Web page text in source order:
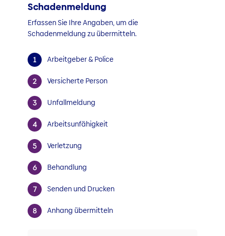
Schadenmeldung
Erfassen Sie Ihre Angaben, um die
Schadenmeldung zu übermitteln.
Arbeitgeber & Police
Versicherte Person
Unfallmeldung
Arbeitsunfähigkeit
Verletzung
Behandlung
Senden und Drucken
Anhang übermitteln